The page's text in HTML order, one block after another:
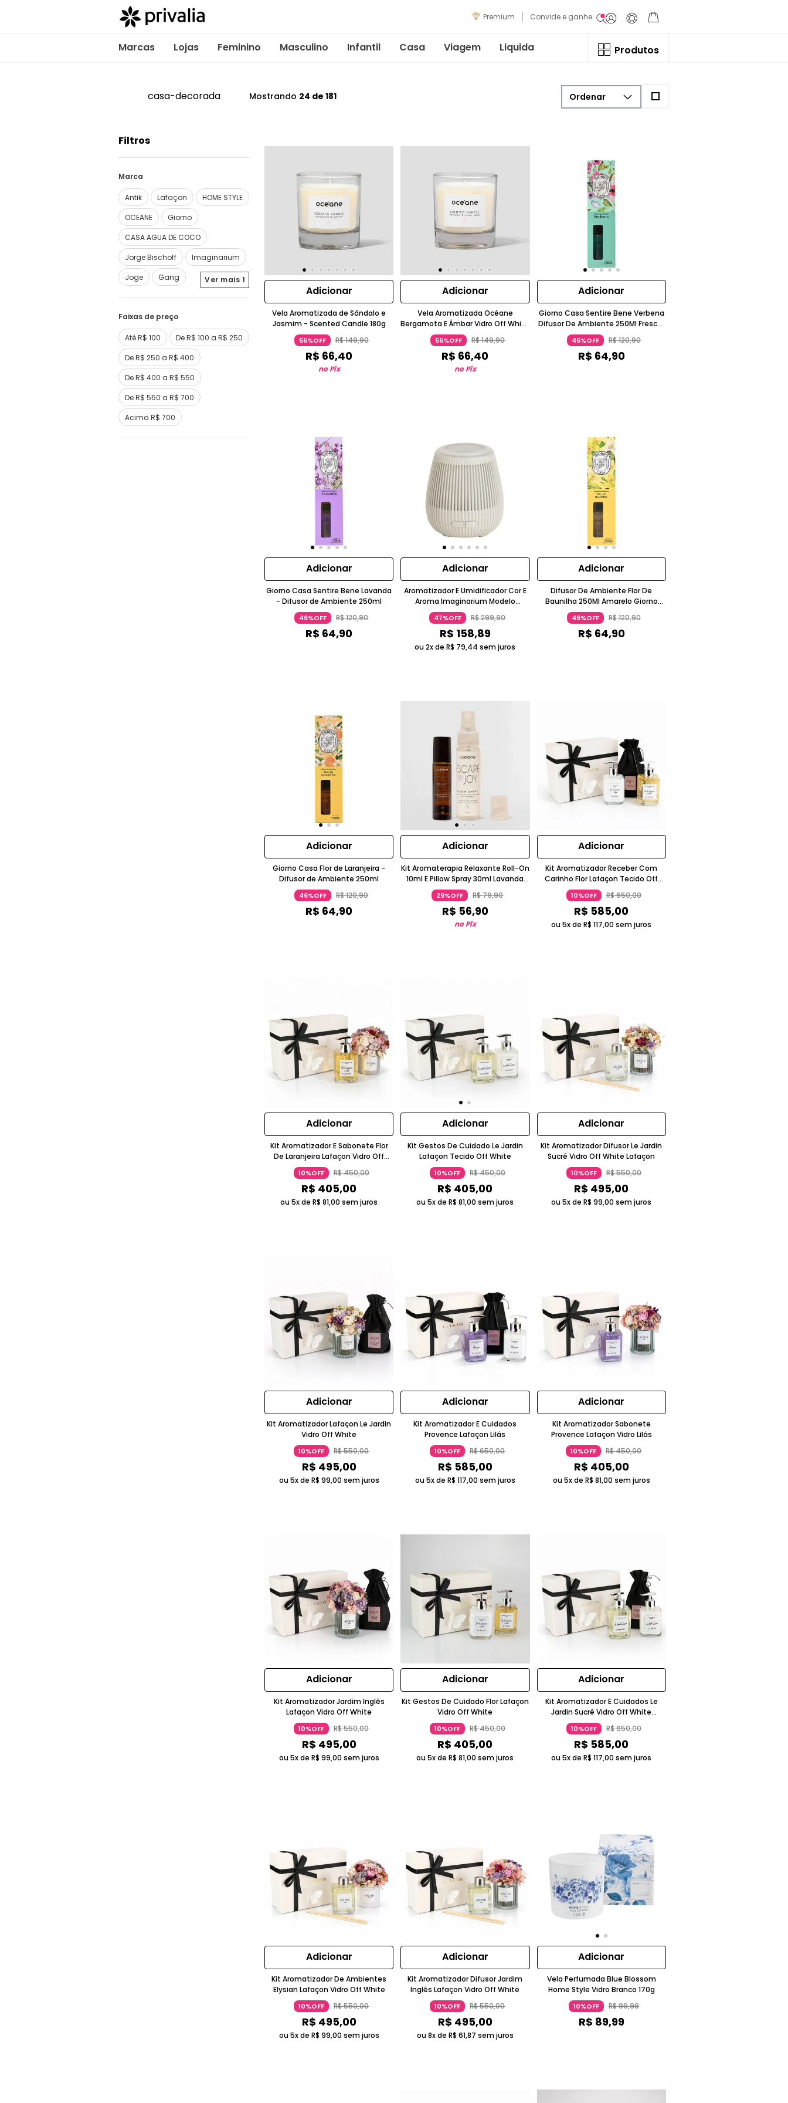
Premium Convide e ganhe
Marcas Lojas Feminino Masculino Infantil Casa Viagem Liquida Produtos
casa-decorada Mostrando 24 de 181
Filtros
Marca
Antik Lafaçon
HOME STYLE
OCEANE
Giorno
CASA AGUA DE COCO
Jorge Bischoff
Imaginarium
Joge
Gang Ver mais 1
Faixas de preço
Até R$ 100
De R$ 100 a R$ 250
De R$ 250 a R$ 400
De R$ 400 a R$ 550
De R$ 550 a R$ 700
Acima R$ 700
Adicionar
Vela Aromatizada de Sândalo e
Jasmim - Scented Candle 180g
56%OFF R$149,90
R$ 66,40
no Pix
Adicionar
Vela Aromatizada Océane
Bergamota E Âmbar Vidro Off White
180g
56%OFF R$149,90
R$ 66,40
no Pix
Adicionar
Giorno Casa Sentire Bene Verbena
Difusor De Ambiente 250Ml Frescor
Azul Turquesa Giorno
46%OFF R$120,90
R$ 64,90
Adicionar
Giorno Casa Sentire Bene Lavanda
- Difusor de Ambiente 250ml
46%OFF R$120,90
R$ 64,90
Adicionar
Aromatizador E Umidificador Cor E
Aroma Imaginarium Modelo
Compacto ABS Branco
47%OFF R$299,90
R$ 158,89
ou 2x deR$ 79,44 sem juros
Adicionar
Difusor De Ambiente Flor De
Baunilha 250Ml Amarelo Giorno
Casa
46%OFF R$120,90
R$ 64,90
Adicionar
Giorno Casa Flor de Laranjeira -
Difusor de Ambiente 250ml
46%OFF R$120,90
R$ 64,90
Adicionar
Kit Aromaterapia Relaxante Roll-On
10ml E Pillow Spray 30ml Lavanda
Bergamota Neroli Bege Claro
OCEANE
29%OFF R$79,90
R$ 56,90
no Pix
Adicionar
Kit Aromatizador Receber Com
Carinho Flor Lafaçon Tecido Off
White
10%OFF R$650,00
R$ 585,00
ou 5x deR$ 117,00 sem juros
Adicionar
Kit Aromatizador E Sabonete Flor
De Laranjeira Lafaçon Vidro Off
White
10%OFF R$450,00
R$ 405,00
ou 5x deR$ 81,00 sem juros
Adicionar
Kit Gestos De Cuidado Le Jardin
Lafaçon Tecido Off White
10%OFF R$450,00
R$ 405,00
ou 5x deR$ 81,00 sem juros
Adicionar
Kit Aromatizador Difusor Le Jardin
Sucré Vidro Off White Lafaçon
10%OFF R$550,00
R$ 495,00
ou 5x deR$ 99,00 sem juros
Adicionar
Kit Aromatizador Lafaçon Le Jardin
Vidro Off White
10%OFF R$550,00
R$ 495,00
ou 5x de R$ 99,00 sem juros
Adicionar
Kit Aromatizador E Cuidados
Provence Lafaçon Lilás
10%OFF R$650,00
R$ 585,00
ou 5x de R$ 117,00 sem juros
Adicionar
Kit Aromatizador Sabonete
Provence Lafaçon Vidro Lilás
10%OFF R$450,00
R$ 405,00
ou 5x de R$ 81,00 sem juros
Adicionar
Kit Aromatizador Jardim Inglês
Lafaçon Vidro Off White
10%OFF R$550,00
R$ 495,00
ou 5x de R$ 99,00 sem juros
Adicionar
Kit Gestos De Cuidado Flor Lafaçon
Vidro Off White
10%OFF R$450,00
R$ 405,00
ou 5x deR$ 81,00 sem juros
Adicionar
Kit Aromatizador E Cuidados Le
Jardin Sucré Vidro Off White
Lafaçon
10%OFF R$650,00
R$ 585,00
ou 5x deR$ 117,00 sem juros
Adicionar
Kit Aromatizador De Ambientes
Elysian Lafaçon Vidro Off White
10%OFF R$550,00
R$ 495,00
ou 5x de R$ 99,00 sem juros
Adicionar
Kit Aromatizador Difusor Jardim
Inglês Lafaçon Vidro Off White
10%OFF R$550,00
R$ 495,00
ou 8x de R$ 61,87 sem juros
Adicionar
Vela Perfumada Blue Blossom
Home Style Vidro Branco 170g
10%OFF R$99,99
R$ 89,99